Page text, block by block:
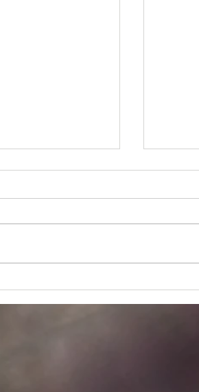
さんの庭